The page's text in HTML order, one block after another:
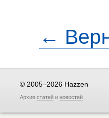
←
© 2005–2026 Hazzen
Архив статей и новостей